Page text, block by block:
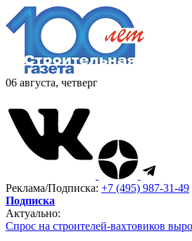
06 августа, четверг
Реклама/Подписка: +7 (495) 987-31-49
Подписка
Актуально:
Спрос на строителей-вахтовиков